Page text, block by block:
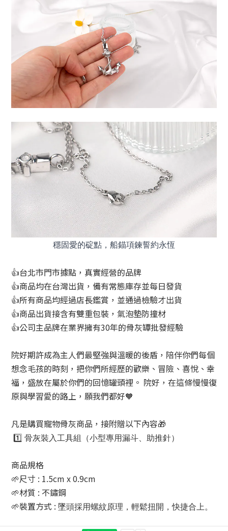
穩固愛的碇點，船錨項鍊誓約永恆
👍台北市門市據點，真實經營的品牌
👍商品均在台灣出貨，備有常態庫存並每日發貨
👍所有商品均經過店長鑑賞，並通過檢驗才出貨
👍商品出貨接含有雙重包裝，氣泡墊防撞材
👍公司主品牌在業界擁有30年的骨灰罈批發經驗
院好期許成為主人們最堅強與溫暖的後盾，陪伴你們每個
想念毛孩的時刻，把你們所經歷的歡樂、冒險、喜悅、幸
福，盛放在屬於你們的回憶罐頭裡。 院好，在這條慢慢復
原與學習愛的路上，願我們都好🧡
凡是購買寵物骨灰商品，接附贈以下內容🎁
1️⃣ 骨灰裝入工具組（小型專用漏斗、助推針）
商品規格
🌱尺寸 : 1.5cm x 0.9cm
🌱材質 : 不鏽鋼
🌱裝置方式 : 墜頭採用螺紋原理，輕鬆扭開，快捷合上。